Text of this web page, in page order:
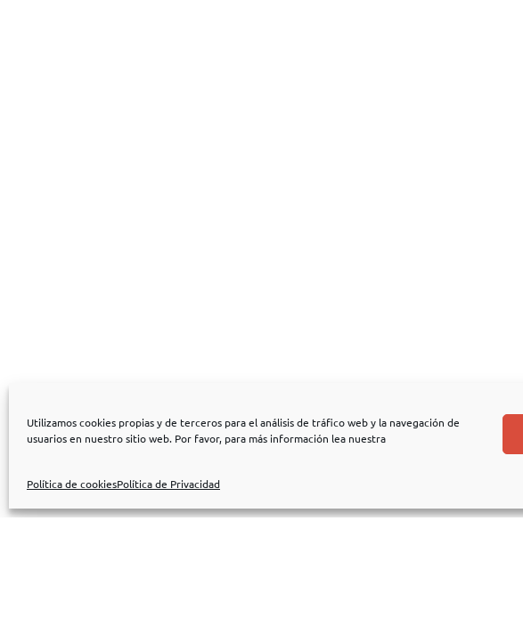
Utilizamos cookies propias y de terceros para el análisis de tráfico web y la navegación de
usuarios en nuestro sitio web. Por favor, para más información lea nuestra
Política de cookiesPolítica de Privacidad